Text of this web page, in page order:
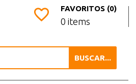
FAVORITOS (0)
0 items
BUSCAR...